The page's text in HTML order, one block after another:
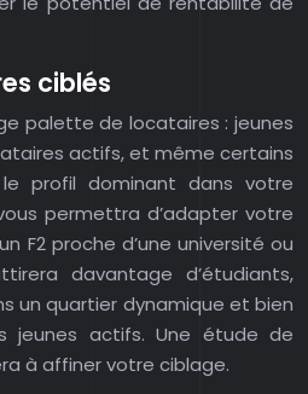
ciblés
palette de locataires : jeunes
actifs, et même certains
profil dominant dans votre
permettra d’adapter votre
F2 proche d’une université ou
davantage d’étudiants,
un quartier dynamique et bien
jeunes actifs. Une étude de
à affiner votre ciblage.